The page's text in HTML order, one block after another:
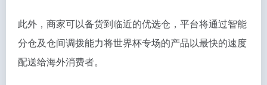
此外，商家可以备货到临近的优选仓，平台将通过智能
分仓及仓间调拨能力将世界杯专场的产品以最快的速度
配送给海外消费者。